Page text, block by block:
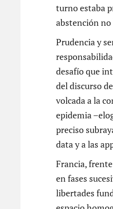
turno estaba
abstención
Prudencia y
desafío que
del discurso
volcada a la
epidemia
preciso
data y a las
Francia,
en fases
libertades